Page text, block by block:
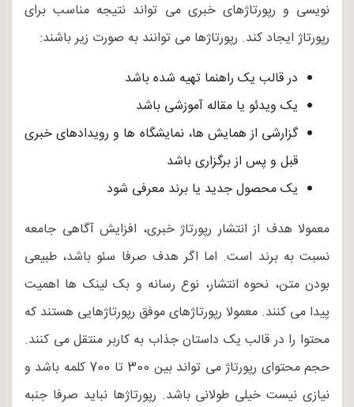
نویسی و رپورتاژهای خبری می تواند نتیجه مناسب برای
رپورتاژ ایجاد کند. رپورتاژها می توانند به صورت زیر باشند:
در قالب یک راهنما تهیه شده باشد
یک ویدئو یا مقاله آموزشی باشد
گزارشی از همایش ها، نمایشگاه ها و رویدادهای خبری
قبل و پس از برگزاری باشد
یک محصول جدید یا برند معرفی شود
معمولا هدف از انتشار رپورتاژ خبری، افزایش آگاهی جامعه
نسبت به برند است. اما اگر هدف صرفا سئو باشد، طبیعی
بودن متن، نحوه انتشار، نوع رسانه و بک لینک ها اهمیت
پیدا می کنند. معمولا رپورتاژهای موفق رپورتاژهایی هستند که
محتوا را در قالب یک داستان جذاب به کاربر منتقل می کنند.
حجم محتوای رپورتاژ می تواند بین 300 تا 700 کلمه باشد و
نیازی نیست خیلی طولانی باشد. رپورتاژها نباید صرفا جنبه